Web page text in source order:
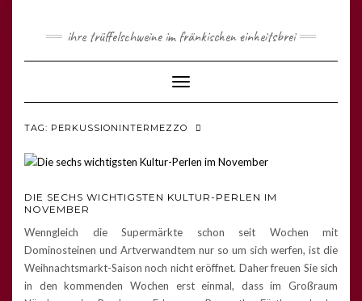
ihre trüffelschweine im fränkischen einheitsbrei
Toggle
Navigation
TAG: PERKUSSIONINTERMEZZO
DIE SECHS WICHTIGSTEN KULTUR-PERLEN IM
NOVEMBER
Wenngleich die Supermärkte schon seit Wochen mit
Dominosteinen und Artverwandtem nur so um sich werfen, ist die
Weihnachtsmarkt-Saison noch nicht eröffnet. Daher freuen Sie sich
in den kommenden Wochen erst einmal, dass im Großraum